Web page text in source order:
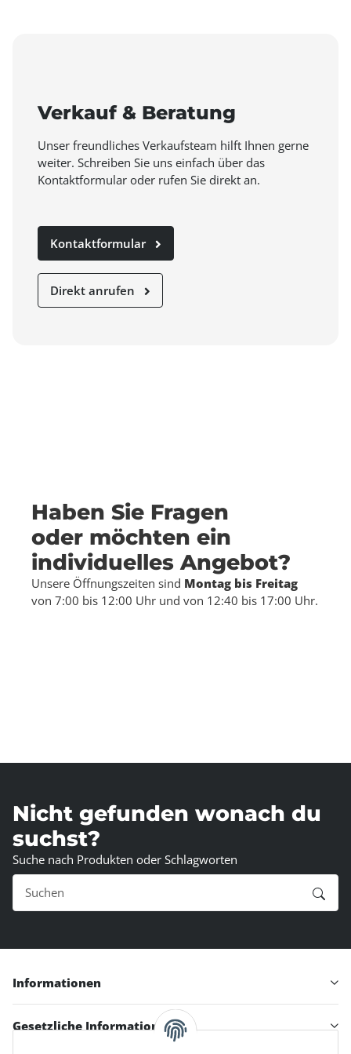
Verkauf & Beratung
Unser freundliches Verkaufsteam hilft Ihnen gerne
weiter. Schreiben Sie uns einfach über das
Kontaktformular oder rufen Sie direkt an.
Kontaktformular
Direkt anrufen
Haben Sie Fragen
oder möchten ein
individuelles Angebot?
Unsere Öffnungszeiten sind Montag bis Freitag
von 7:00 bis 12:00 Uhr und von 12:40 bis 17:00 Uhr.
Nicht gefunden wonach du
suchst?
Suche nach Produkten oder Schlagworten
Informationen
Gesetzliche Informationen